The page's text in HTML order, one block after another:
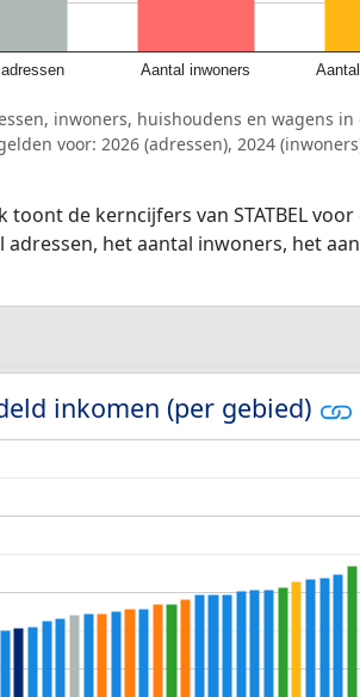
Aantal inwoners
inwoners, huishoudens en wagens
voor: 2026 (adressen), 2024
toont de kerncijfers van STATBEL
adressen, het aantal inwoners, het
inkomen (per gebied)